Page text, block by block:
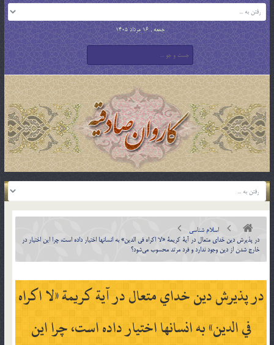
جمعه , 16 مرداد 1405
اسلام شناسی
در پذيرش دين خداي متعال در آية كريمة «لا اكراه في الدين» به انسانها اختيار داده است، چرا اين اختيار در
خارج شدن از دين وجود ندارد و فرد مرتد محسوب مي‌شود؟
در پذيرش دين خداي متعال در آية كريمة «لا اكراه
في الدين» به انسانها اختيار داده است، چرا اين